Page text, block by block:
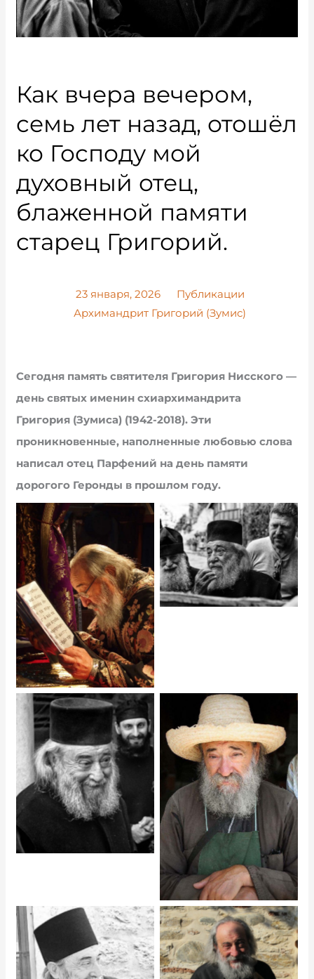
Как вчера вечером,
семь лет назад, отошёл
ко Господу мой
духовный отец,
блаженной памяти
старец Григорий.
23 января, 2026
Публикации
Архимандрит Григорий (Зумис)
Сегодня память святителя Григория Нисского —
день святых именин схиархимандрита
Григория (Зумиса) (1942-2018). Эти
проникновенные, наполненные любовью слова
написал отец Парфений на день памяти
дорогого Геронды в прошлом году.